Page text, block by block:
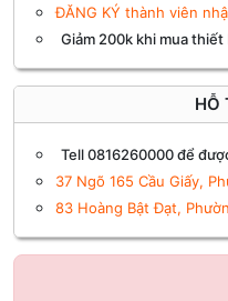
ĐĂNG KÝ thành viên
Giảm 200k khi mua
HỖ
Tell 0816260000 để
37 Ngõ 165 Cầu Giấy,
83 Hoàng Bật Đạt,